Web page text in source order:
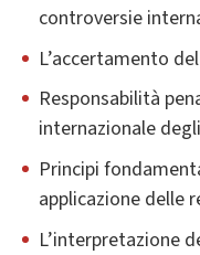
controversie
L’accertamento
Responsabilità
internazionale
Principi
applicazione delle
L’interpretazione